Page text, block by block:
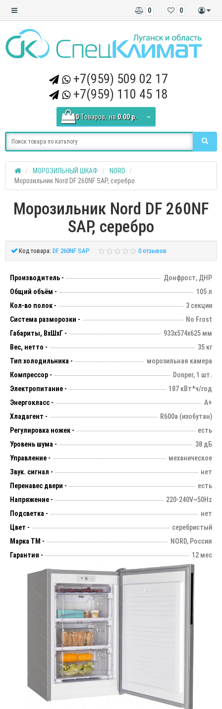
0
0
+7(959) 509 02 17
+7(959) 110 45 18
0 Tоваров, на 0.00 р.
МОРОЗИЛЬНЫЙ ШКАФ
NORD
Морозильник Nord DF 260NF SAP, серебро
Морозильник Nord DF 260NF
SAP, серебро
Код товара: DF 260NF SAP 0 отзывов
Производитель -
Донфрост, ДНР
Общий объём -
105 л
Кол-во полок -
3 секции
Система разморозки -
No Frost
Габариты, ВхШхГ -
933х574х625 мм
Вес, нетто -
35 кг
Тип холодильника -
морозильная камера
Компрессор -
Donper, 1 шт.
Электропитание -
187 кВт*ч/год
Энергокласс -
А+
Хладагент -
R600a (изобутан)
Регулировка ножек -
есть
Уровень шума -
38 дБ
Управление -
механическое
Звук. сигнал -
нет
Перенавес двери -
есть
Напряжение -
220-240V~50Hz
Подсветка -
нет
Цвет -
серебристый
Марка ТМ -
NORD, Россия
Гарантия -
12 мес